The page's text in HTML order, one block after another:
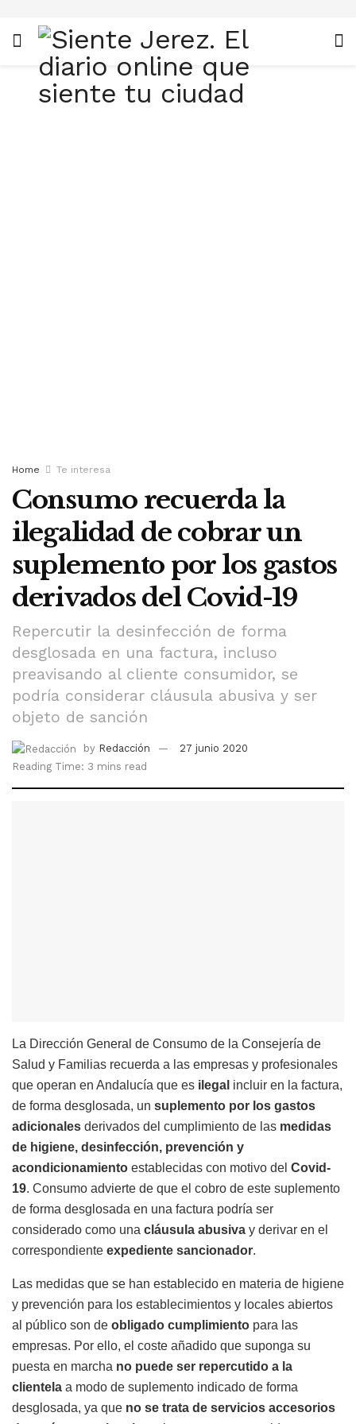
Home Te interesa
Consumo recuerda la
ilegalidad de cobrar un
suplemento por los gastos
derivados del Covid-19
Repercutir la desinfección de forma
desglosada en una factura, incluso
preavisando al cliente consumidor, se
podría considerar cláusula abusiva y ser
objeto de sanción
by Redacción
27 junio 2020
Reading Time: 3 mins read
La Dirección General de Consumo de la Consejería de
Salud y Familias recuerda a las empresas y profesionales
que operan en Andalucía que es ilegal incluir en la factura,
de forma desglosada, un suplemento por los gastos
adicionales derivados del cumplimiento de las medidas
de higiene, desinfección, prevención y
acondicionamiento establecidas con motivo del Covid-
19. Consumo advierte de que el cobro de este suplemento
de forma desglosada en una factura podría ser
considerado como una cláusula abusiva y derivar en el
correspondiente expediente sancionador.
Las medidas que se han establecido en materia de higiene
y prevención para los establecimientos y locales abiertos
al público son de obligado cumplimiento para las
empresas. Por ello, el coste añadido que suponga su
puesta en marcha no puede ser repercutido a la
clientela a modo de suplemento indicado de forma
desglosada, ya que no se trata de servicios accesorios